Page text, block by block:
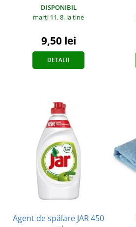
DISPONIBIL
marți 11. 8. la tine
9,50 lei
DETALII
Agent de spălare JAR 450